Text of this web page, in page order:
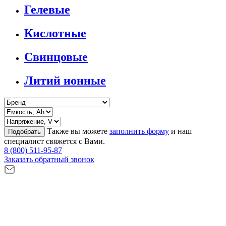
Гелевые
Кислотные
Свинцовые
Литий ионные
Подобрать Также вы можете заполнить форму и наш
специалист свяжется с Вами.
8 (800) 511-95-87
Заказать обратный звонок